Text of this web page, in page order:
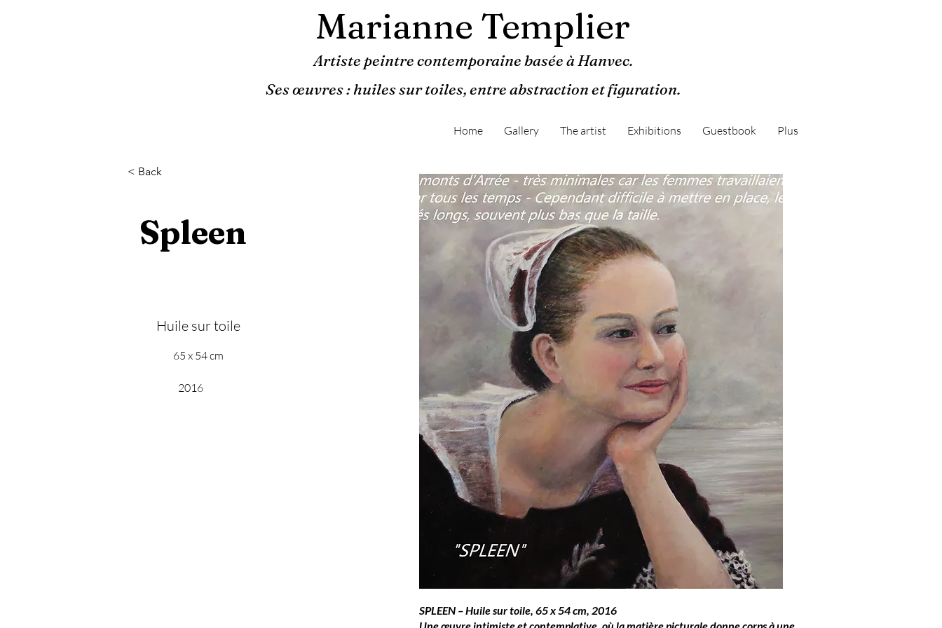
Marianne Templier
Artiste peintre contemporaine basée à Hanvec.
Ses œuvres : huiles sur toiles, entre abstraction et figuration.
Home Gallery The artist Exhibitions Guestbook Plus
< Back
Spleen
Huile sur toile
65 x 54 cm
2016
SPLEEN – Huile sur toile, 65 x 54 cm, 2016